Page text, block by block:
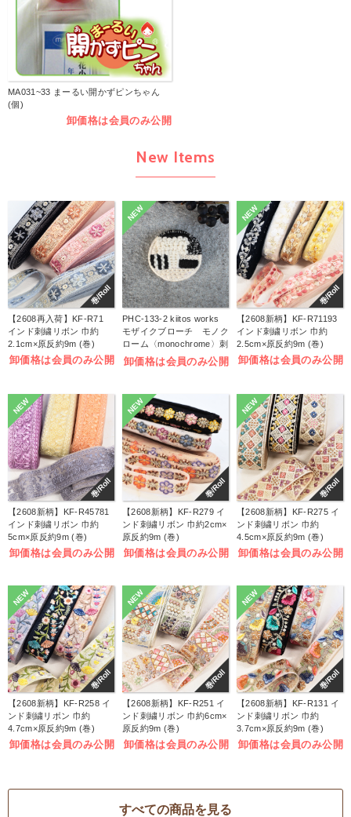
MA031~33 まーるい開かずピンちゃん
(個)
卸価格は会員のみ公開
New Items
巻/Roll
【2608再入荷】KF-R71
インド刺繍リボン 巾約
2.1cm×原反約9m (巻)
卸価格は会員のみ公開
NEW
PHC-133-2 kiitos works
モザイクブローチ モノク
ローム〈monochrome〉刺
しゅうキット (袋)
卸価格は会員のみ公開
巻/Roll
NEW
【2608新柄】KF-R71193
インド刺繍リボン 巾約
2.5cm×原反約9m (巻)
卸価格は会員のみ公開
NEW
巻/Roll
【2608新柄】KF-R45781
インド刺繍リボン 巾約
5cm×原反約9m (巻)
卸価格は会員のみ公開
巻/Roll
NEW
【2608新柄】KF-R279 イ
ンド刺繍リボン 巾約2cm×
原反約9m (巻)
卸価格は会員のみ公開
巻/Roll
NEW
【2608新柄】KF-R275 イ
ンド刺繍リボン 巾約
4.5cm×原反約9m (巻)
卸価格は会員のみ公開
NEW
巻/Roll
【2608新柄】KF-R258 イ
ンド刺繍リボン 巾約
4.7cm×原反約9m (巻)
卸価格は会員のみ公開
NEW
巻/Roll
【2608新柄】KF-R251 イ
ンド刺繍リボン 巾約6cm×
原反約9m (巻)
卸価格は会員のみ公開
NEW
巻/Roll
【2608新柄】KF-R131 イ
ンド刺繍リボン 巾約
3.7cm×原反約9m (巻)
卸価格は会員のみ公開
すべての商品を見る